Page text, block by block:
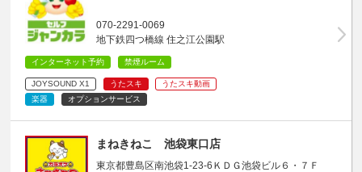
070-2291-0069
地下鉄四つ橋線 住之江公園駅
インターネット予約 禁煙ルーム
JOYSOUND X1 うたスキ
うたスキ動画
楽器
オプションサービス
まねきねこ 池袋東口店
東京都豊島区南池袋1-23-6ＫＤＧ池袋ビル６・７Ｆ